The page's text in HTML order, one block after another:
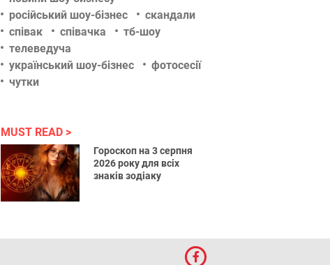
російський шоу-бізнес
скандали
співак
співачка
тб-шоу
телеведуча
український шоу-бізнес
фотосесії
чутки
MUST READ
Гороскоп на 3 серпня
2026 року для всіх
знаків зодіаку